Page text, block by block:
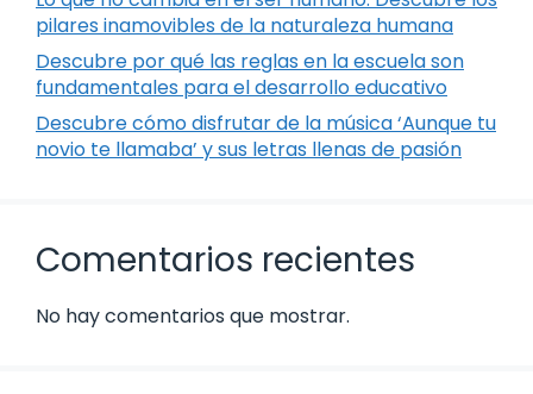
pilares inamovibles de la naturaleza humana
Descubre por qué las reglas en la escuela son
fundamentales para el desarrollo educativo
Descubre cómo disfrutar de la música ‘Aunque tu
novio te llamaba’ y sus letras llenas de pasión
Comentarios recientes
No hay comentarios que mostrar.